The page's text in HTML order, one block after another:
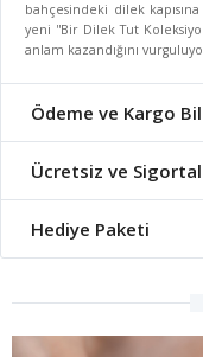
bahçesindeki dilek
yeni ''Bir Dilek Tut
anlam kazandığını
Ödeme ve Kargo
Ücretsiz ve
Hediye Paketi